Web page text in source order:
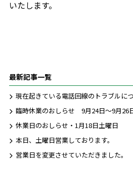
いたします。
最新記事一覧
現在起きている電話回線のトラブルに
臨時休業のおしらせ 9月24日～9月26
休業日のおしらせ・1月18日土曜日
本日、土曜日営業しております。
営業日を変更させていただきました。
ご質問やご相談がございました
ださい。
専門スタッフが丁寧に対
044-381-